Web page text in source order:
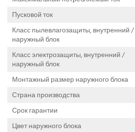
Пусковой ток
Класс пылевлагозащиты, внутренний /
наружный блок
Класс электрозащиты, внутренний /
наружный блок
Монтажный размер наружного блока
Страна производства
Срок гарантии
Цвет наружного блока